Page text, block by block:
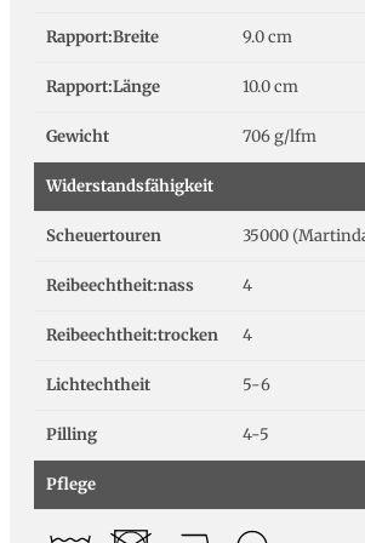
Rapport:Breite 9.0 cm
Rapport:Länge 10.0 cm
Gewicht 706 g/lfm
Widerstandsfähigkeit
Scheuertouren 35000
Reibeechtheit:nass 4
Reibeechtheit:trocken 4
Lichtechtheit 5-6
Pilling 4-5
Pflege